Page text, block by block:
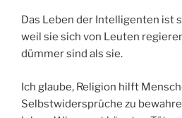
Das Leben der Intelligenten ist
weil sie sich von Leuten
dümmer sind als sie.
Ich glaube, Religion hilft
Selbstwidersprüche zu